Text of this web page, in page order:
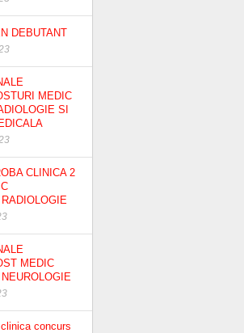
DEBUTANT
MEDIC
SI
CLINICA 2
MEDIC
concurs